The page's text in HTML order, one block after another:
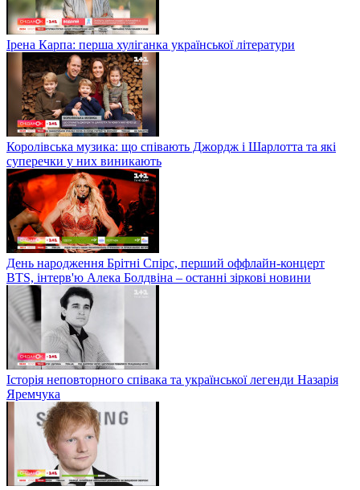
Ірена Карпа: перша хуліганка української літератури
Королівська музика: що співають Джордж і Шарлотта та які
суперечки у них виникають
День народження Брітні Спірс, перший оффлайн-концерт
BTS, інтерв'ю Алека Болдвіна – останні зіркові новини
Історія неповторного співака та української легенди Назарія
Яремчука